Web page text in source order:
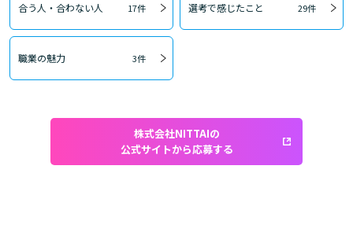
合う人・合わない人 17件 選考で感じたこと 29件
職業の魅力 3件
株式会社NITTAIの
公式サイトから応募する